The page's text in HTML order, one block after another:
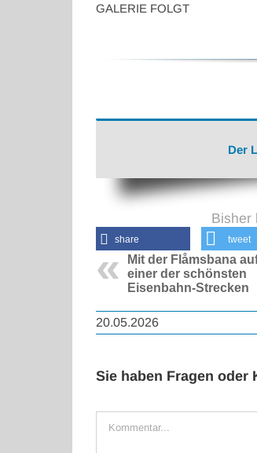
GALERIE FOLGT
Der
Bisher
share tweet
Mit der Flåmsbana
einer der schönsten
Eisenbahn-Strecken
20.05.2026
Sie haben Fragen oder